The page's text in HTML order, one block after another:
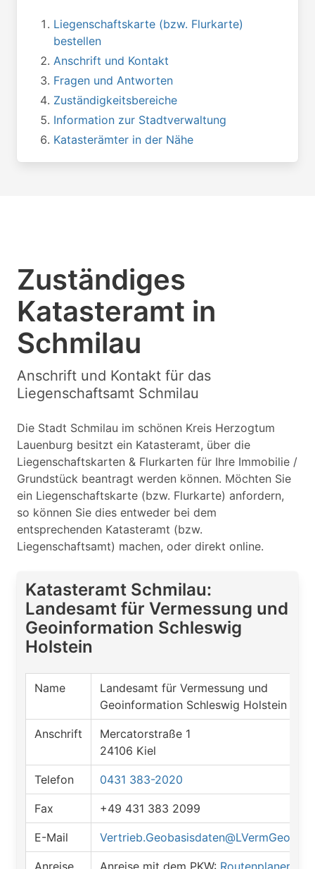
Liegenschaftskarte (bzw. Flurkarte)
bestellen
Anschrift und Kontakt
Fragen und Antworten
Zuständigkeitsbereiche
Information zur Stadtverwaltung
Katasterämter in der Nähe
Zuständiges
Katasteramt in
Schmilau
Anschrift und Kontakt für das
Liegenschaftsamt Schmilau
Die Stadt Schmilau im schönen Kreis Herzogtum
Lauenburg besitzt ein Katasteramt, über die
Liegenschaftskarten & Flurkarten für Ihre Immobilie /
Grundstück beantragt werden können. Möchten Sie
ein Liegenschaftskarte (bzw. Flurkarte) anfordern,
so können Sie dies entweder bei dem
entsprechenden Katasteramt (bzw.
Liegenschaftsamt) machen, oder direkt online.
Katasteramt Schmilau:
Landesamt für Vermessung und
Geoinformation Schleswig
Holstein
Name
Landesamt für Vermessung und
Geoinformation Schleswig Holstein
Anschrift
Mercatorstraße 1
24106 Kiel
Telefon 0431 383-2020
Fax +49 431 383 2099
E-Mail
Anreise Anreise mit dem PKW: Routenplaner